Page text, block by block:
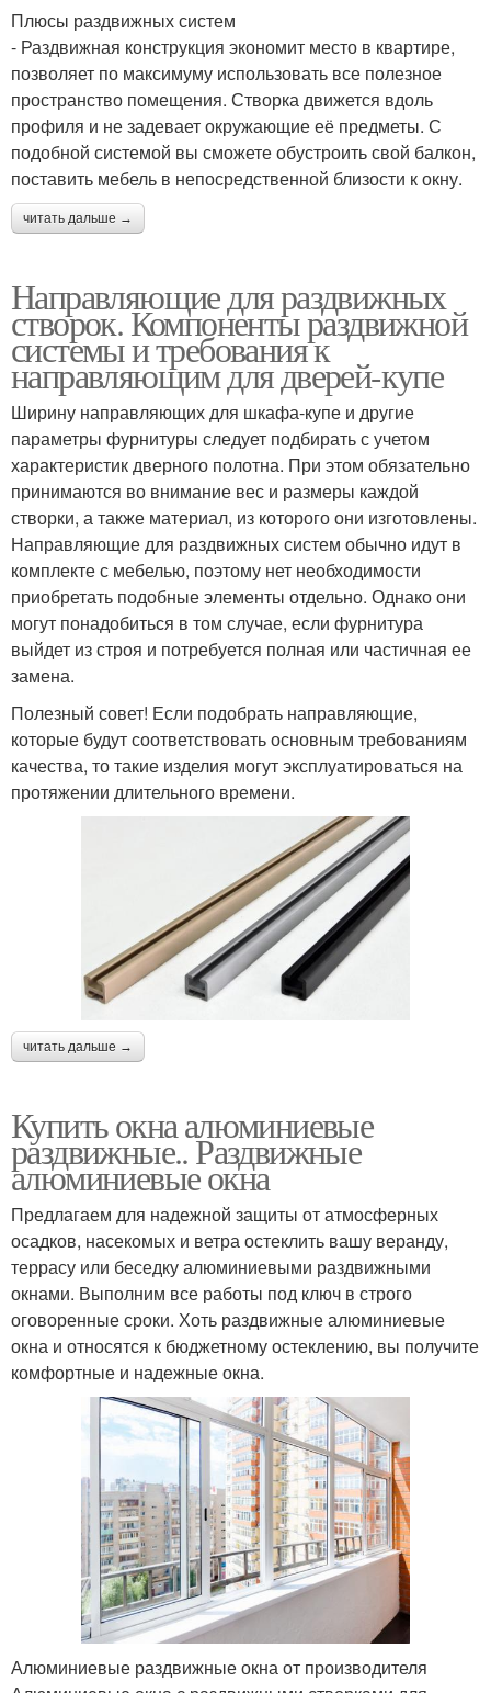
Плюсы раздвижных систем
- Раздвижная конструкция экономит место в квартире,
позволяет по максимуму использовать все полезное
пространство помещения. Створка движется вдоль
профиля и не задевает окружающие её предметы. С
подобной системой вы сможете обустроить свой балкон,
поставить мебель в непосредственной близости к окну.
читать дальше →
Направляющие для раздвижных
створок. Компоненты раздвижной
системы и требования к
направляющим для дверей-купе
Ширину направляющих для шкафа-купе и другие
параметры фурнитуры следует подбирать с учетом
характеристик дверного полотна. При этом обязательно
принимаются во внимание вес и размеры каждой
створки, а также материал, из которого они изготовлены.
Направляющие для раздвижных систем обычно идут в
комплекте с мебелью, поэтому нет необходимости
приобретать подобные элементы отдельно. Однако они
могут понадобиться в том случае, если фурнитура
выйдет из строя и потребуется полная или частичная ее
замена.
Полезный совет! Если подобрать направляющие,
которые будут соответствовать основным требованиям
качества, то такие изделия могут эксплуатироваться на
протяжении длительного времени.
читать дальше →
Купить окна алюминиевые
раздвижные.. Раздвижные
алюминиевые окна
Предлагаем для надежной защиты от атмосферных
осадков, насекомых и ветра остеклить вашу веранду,
террасу или беседку алюминиевыми раздвижными
окнами. Выполним все работы под ключ в строго
оговоренные сроки. Хоть раздвижные алюминиевые
окна и относятся к бюджетному остеклению, вы получите
комфортные и надежные окна.
Алюминиевые раздвижные окна от производителя